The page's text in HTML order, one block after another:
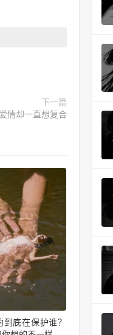
下一篇
情却一直想复合
到底在保护谁？